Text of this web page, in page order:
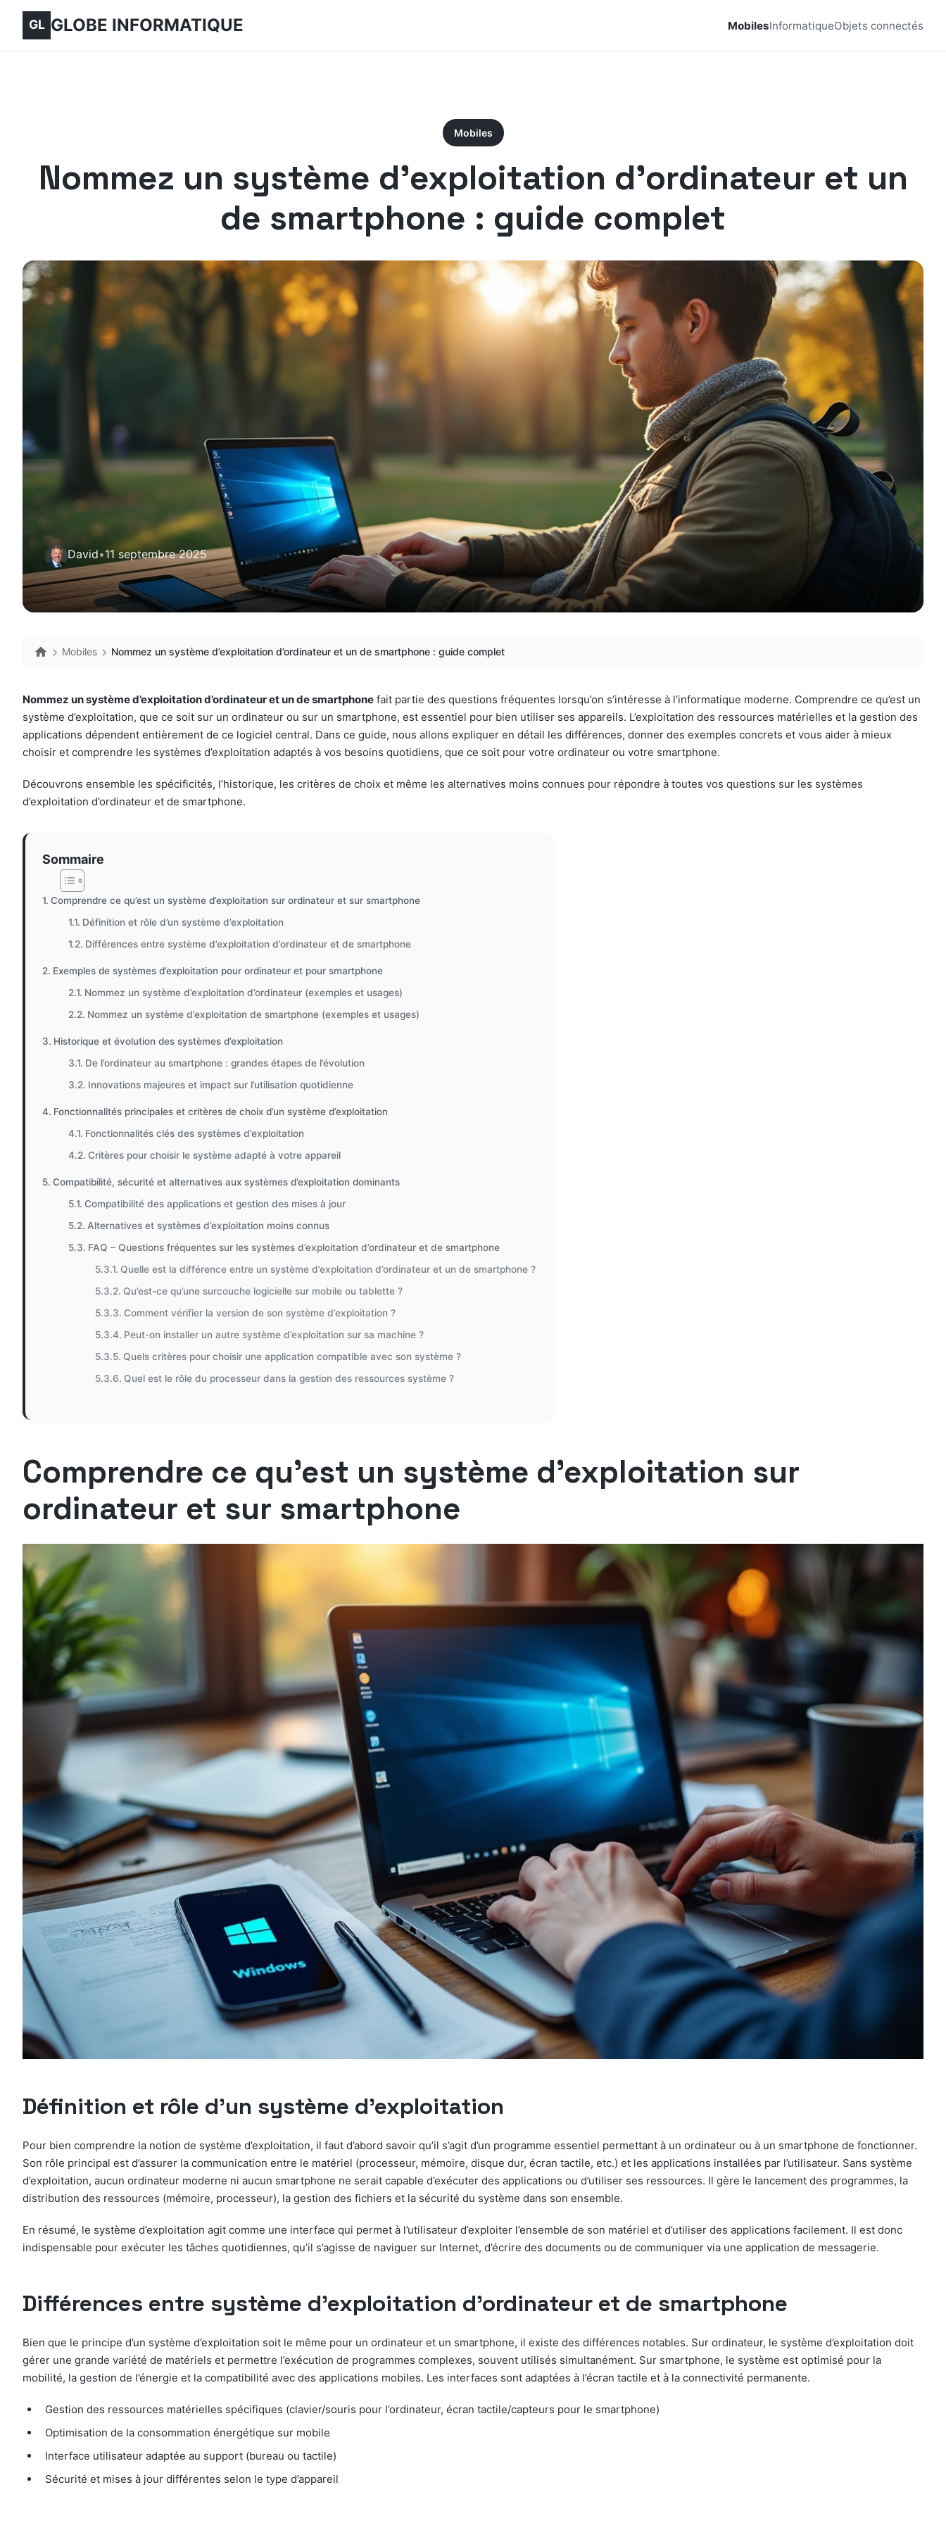
GLOBE INFORMATIQUE MobilesInformatiqueObjets connectés
Mobiles
Nommez un système d’exploitation d’ordinateur et un
de smartphone : guide complet
David•11 septembre 2025
Mobiles Nommez un système d’exploitation d’ordinateur et un de smartphone : guide complet
Nommez un système d’exploitation d’ordinateur et un de smartphone fait partie des questions fréquentes lorsqu’on s’intéresse à l’informatique moderne. Comprendre ce qu’est un
système d’exploitation, que ce soit sur un ordinateur ou sur un smartphone, est essentiel pour bien utiliser ses appareils. L’exploitation des ressources matérielles et la gestion des
applications dépendent entièrement de ce logiciel central. Dans ce guide, nous allons expliquer en détail les différences, donner des exemples concrets et vous aider à mieux
choisir et comprendre les systèmes d’exploitation adaptés à vos besoins quotidiens, que ce soit pour votre ordinateur ou votre smartphone.
Découvrons ensemble les spécificités, l’historique, les critères de choix et même les alternatives moins connues pour répondre à toutes vos questions sur les systèmes
d’exploitation d’ordinateur et de smartphone.
Sommaire
Comprendre ce qu’est un système d’exploitation sur ordinateur et sur smartphone
Définition et rôle d’un système d’exploitation
Différences entre système d’exploitation d’ordinateur et de smartphone
Exemples de systèmes d’exploitation pour ordinateur et pour smartphone
Nommez un système d’exploitation d’ordinateur (exemples et usages)
Nommez un système d’exploitation de smartphone (exemples et usages)
Historique et évolution des systèmes d’exploitation
De l’ordinateur au smartphone : grandes étapes de l’évolution
Innovations majeures et impact sur l’utilisation quotidienne
Fonctionnalités principales et critères de choix d’un système d’exploitation
Fonctionnalités clés des systèmes d’exploitation
Critères pour choisir le système adapté à votre appareil
Compatibilité, sécurité et alternatives aux systèmes d’exploitation dominants
Compatibilité des applications et gestion des mises à jour
Alternatives et systèmes d’exploitation moins connus
FAQ – Questions fréquentes sur les systèmes d’exploitation d’ordinateur et de smartphone
Quelle est la différence entre un système d’exploitation d’ordinateur et un de smartphone ?
Qu’est-ce qu’une surcouche logicielle sur mobile ou tablette ?
Comment vérifier la version de son système d’exploitation ?
Peut-on installer un autre système d’exploitation sur sa machine ?
Quels critères pour choisir une application compatible avec son système ?
Quel est le rôle du processeur dans la gestion des ressources système ?
Comprendre ce qu’est un système d’exploitation sur
ordinateur et sur smartphone
Définition et rôle d’un système d’exploitation
Pour bien comprendre la notion de système d’exploitation, il faut d’abord savoir qu’il s’agit d’un programme essentiel permettant à un ordinateur ou à un smartphone de fonctionner.
Son rôle principal est d’assurer la communication entre le matériel (processeur, mémoire, disque dur, écran tactile, etc.) et les applications installées par l’utilisateur. Sans système
d’exploitation, aucun ordinateur moderne ni aucun smartphone ne serait capable d’exécuter des applications ou d’utiliser ses ressources. Il gère le lancement des programmes, la
distribution des ressources (mémoire, processeur), la gestion des fichiers et la sécurité du système dans son ensemble.
En résumé, le système d’exploitation agit comme une interface qui permet à l’utilisateur d’exploiter l’ensemble de son matériel et d’utiliser des applications facilement. Il est donc
indispensable pour exécuter les tâches quotidiennes, qu’il s’agisse de naviguer sur Internet, d’écrire des documents ou de communiquer via une application de messagerie.
Différences entre système d’exploitation d’ordinateur et de smartphone
Bien que le principe d’un système d’exploitation soit le même pour un ordinateur et un smartphone, il existe des différences notables. Sur ordinateur, le système d’exploitation doit
gérer une grande variété de matériels et permettre l’exécution de programmes complexes, souvent utilisés simultanément. Sur smartphone, le système est optimisé pour la
mobilité, la gestion de l’énergie et la compatibilité avec des applications mobiles. Les interfaces sont adaptées à l’écran tactile et à la connectivité permanente.
Gestion des ressources matérielles spécifiques (clavier/souris pour l’ordinateur, écran tactile/capteurs pour le smartphone)
Optimisation de la consommation énergétique sur mobile
Interface utilisateur adaptée au support (bureau ou tactile)
Sécurité et mises à jour différentes selon le type d’appareil